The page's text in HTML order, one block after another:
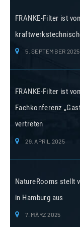
FRANKE-Filter ist
5. SEPTEMBER 2025
FRANKE-Filter ist
Fachkonferenz
vertreten
29. APRIL 2025
NatureRooms stellt
in Hamburg aus
7. MÄRZ 2025